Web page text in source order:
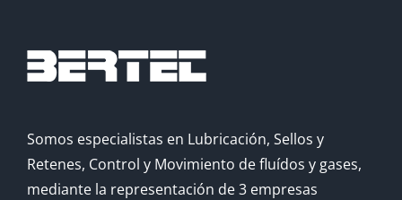
Somos especialistas en Lubricación, Sellos y
Retenes, Control y Movimiento de fluídos y gases,
mediante la representación de 3 empresas